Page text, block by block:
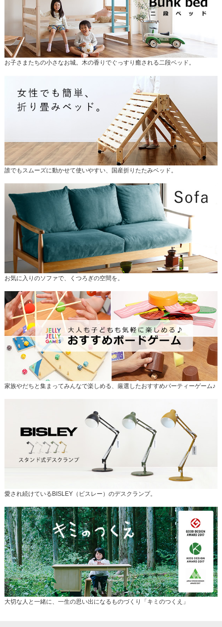
お子さまたちの小さなお城。木の香りでぐっすり癒される二段ベッド。
誰でもスムーズに動かせて使いやすい、国産折りたたみベッド。
お気に入りのソファで、くつろぎの空間を。
家族やだちと集まってみんなで楽しめる、厳選したおすすめパーティーゲーム♪
愛され続けているBISLEY（ビスレー）のデスクランプ。
大切な人と一緒に、一生の思い出になるものづくり「キミのつくえ」